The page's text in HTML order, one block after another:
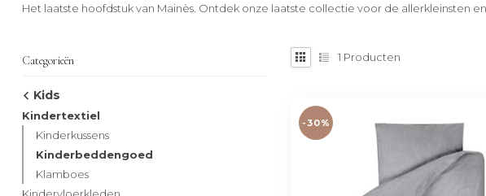
Het laatste hoofdstuk van Mainès. Ontdek onze laatste collectie voor de allerkleinsten
Categorieën
Kids
Kindertextiel
Kinderkussens
Kinderbeddengoed
Klamboes
Kindervloerkleden
1 Producten
-30%